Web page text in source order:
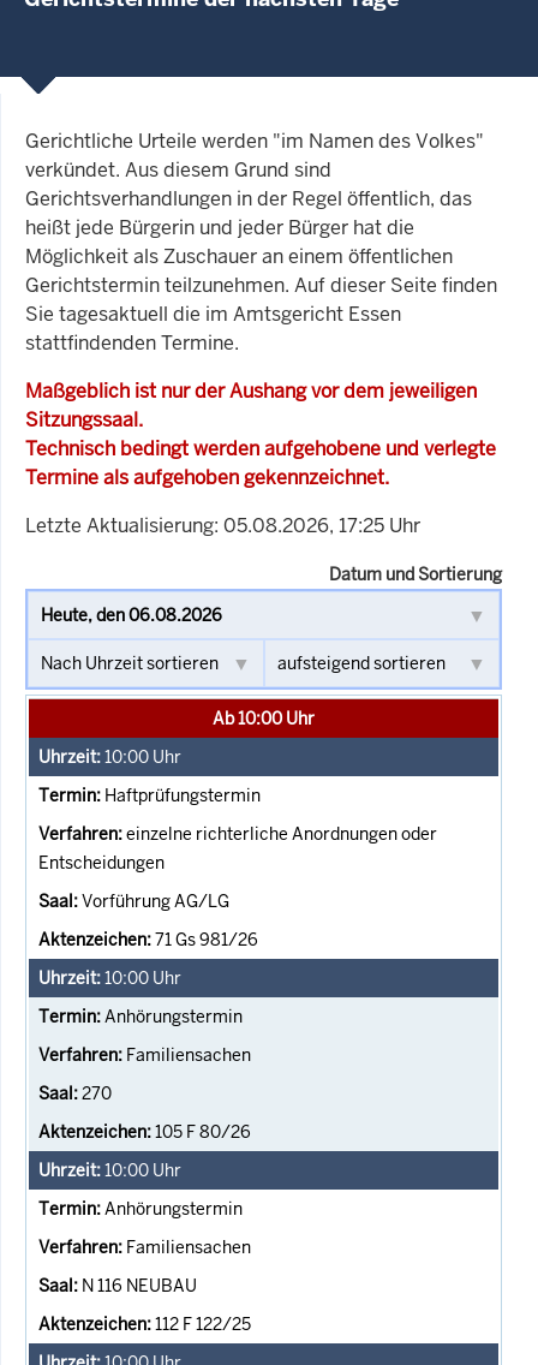
Gerichtliche Urteile werden "im Namen des Volkes"
verkündet. Aus diesem Grund sind
Gerichtsverhandlungen in der Regel öffentlich, das
heißt jede Bürgerin und jeder Bürger hat die
Möglichkeit als Zuschauer an einem öffentlichen
Gerichtstermin teilzunehmen. Auf dieser Seite finden
Sie tagesaktuell die im Amtsgericht Essen
stattfindenden Termine.
Maßgeblich ist nur der Aushang vor dem jeweiligen
Sitzungssaal.
Technisch bedingt werden aufgehobene und verlegte
Termine als aufgehoben gekennzeichnet.
Letzte Aktualisierung: 05.08.2026, 17:25 Uhr
Datum und Sortierung
Ab 10:00 Uhr
10:00 Uhr
Haftprüfungstermin
einzelne richterliche Anordnungen oder
Entscheidungen
Vorführung AG/LG
71 Gs 981/26
10:00 Uhr
Anhörungstermin
Familiensachen
270
105 F 80/26
10:00 Uhr
Anhörungstermin
Familiensachen
N 116 NEUBAU
112 F 122/25